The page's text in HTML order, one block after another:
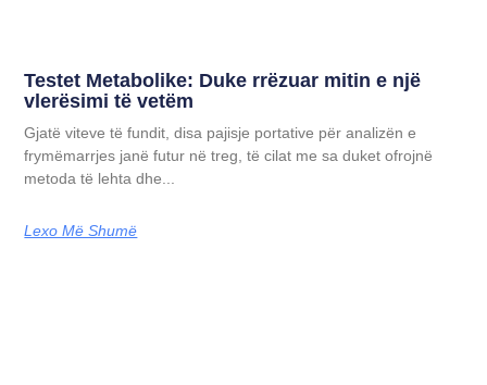
Testet Metabolike: Duke rrëzuar mitin e një
vlerësimi të vetëm
Gjatë viteve të fundit, disa pajisje portative për analizën e
frymëmarrjes janë futur në treg, të cilat me sa duket ofrojnë
metoda të lehta dhe...
Lexo Më Shumë